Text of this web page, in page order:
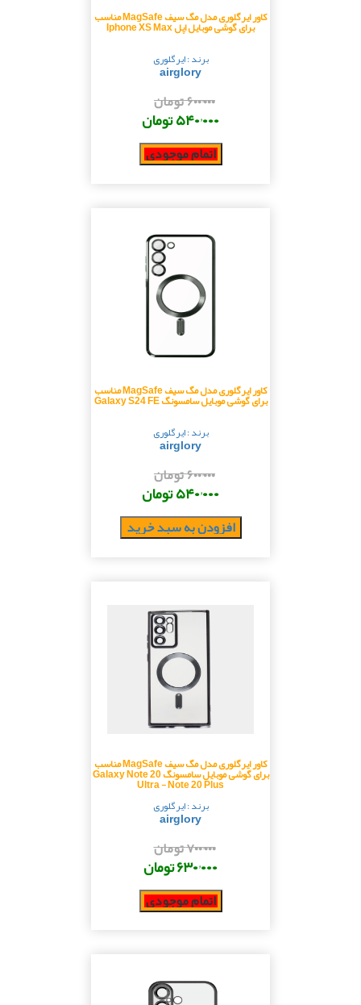
کاور ایرگلوری مدل مگ سیف MagSafe مناسب
برای گوشی موبایل اپل Iphone XS Max
برند : ایرگلوری
airglory
۶۰۰٬۰۰۰ تومان
۵۴۰٬۰۰۰ تومان
اتمام موجودی
کاور ایرگلوری مدل مگ سیف MagSafe مناسب
برای گوشی موبایل سامسونگ Galaxy S24 FE
برند : ایرگلوری
airglory
۶۰۰٬۰۰۰ تومان
۵۴۰٬۰۰۰ تومان
افزودن به سبد خرید
کاور ایرگلوری مدل مگ سیف MagSafe مناسب
برای گوشی موبایل سامسونگ Galaxy Note 20
Ultra - Note 20 Plus
برند : ایرگلوری
airglory
۷۰۰٬۰۰۰ تومان
۶۳۰٬۰۰۰ تومان
اتمام موجودی